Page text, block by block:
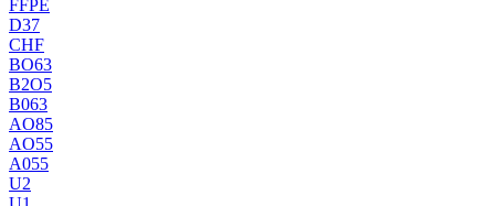
FFPE
D37
CHF
BO63
B2O5
B063
AO85
AO55
A055
U2